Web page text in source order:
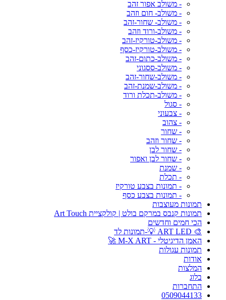
- משולב אפור זהב
- משולב- חום וזהב
- משולב- שחור-זהב
- משולב-ורוד וזהב
- משולב-טורקיז-זהב
- משולב-טורקיז-כסף
- משולב-כתום-זהב
- משולב-ססגוני
- משולב-שחור-זהב
- משולב-שמנת-זהב
- משולב-תכלת ורוד
- סגול
- צבעוני
- צהוב
- שחור
- שחור וזהב
- שחור לבן
- שחור לבן ואפור
- שמנת
- תכלת
- תמונות בצבע טורקיז
- תמונות בצבע כסף
תמונות מעוצבות
תמונות קנבס במרקם בולט | קולקציית Art Touch
הכי חמים וחדשים
🎨 ART LED 💡-תמונות לד
האמן הדיגיטלי - M-X ART 🚀
תמונות עגולות
אודות
המלצות
בלוג
התחברות
0509044133